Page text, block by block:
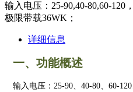
输入电压：25-90,40-80,60-120
极限带载36WK；
详细信息
一、功能概述
输入电压：25-90、40-80、60-